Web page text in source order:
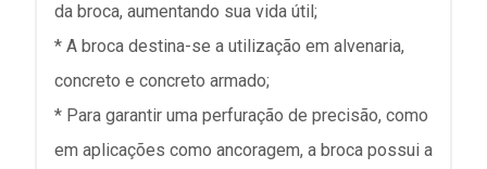
da broca, aumentando sua vida útil;
* A broca destina-se a utilização em alvenaria,
concreto e concreto armado;
* Para garantir uma perfuração de precisão, como
em aplicações como ancoragem, a broca possui a